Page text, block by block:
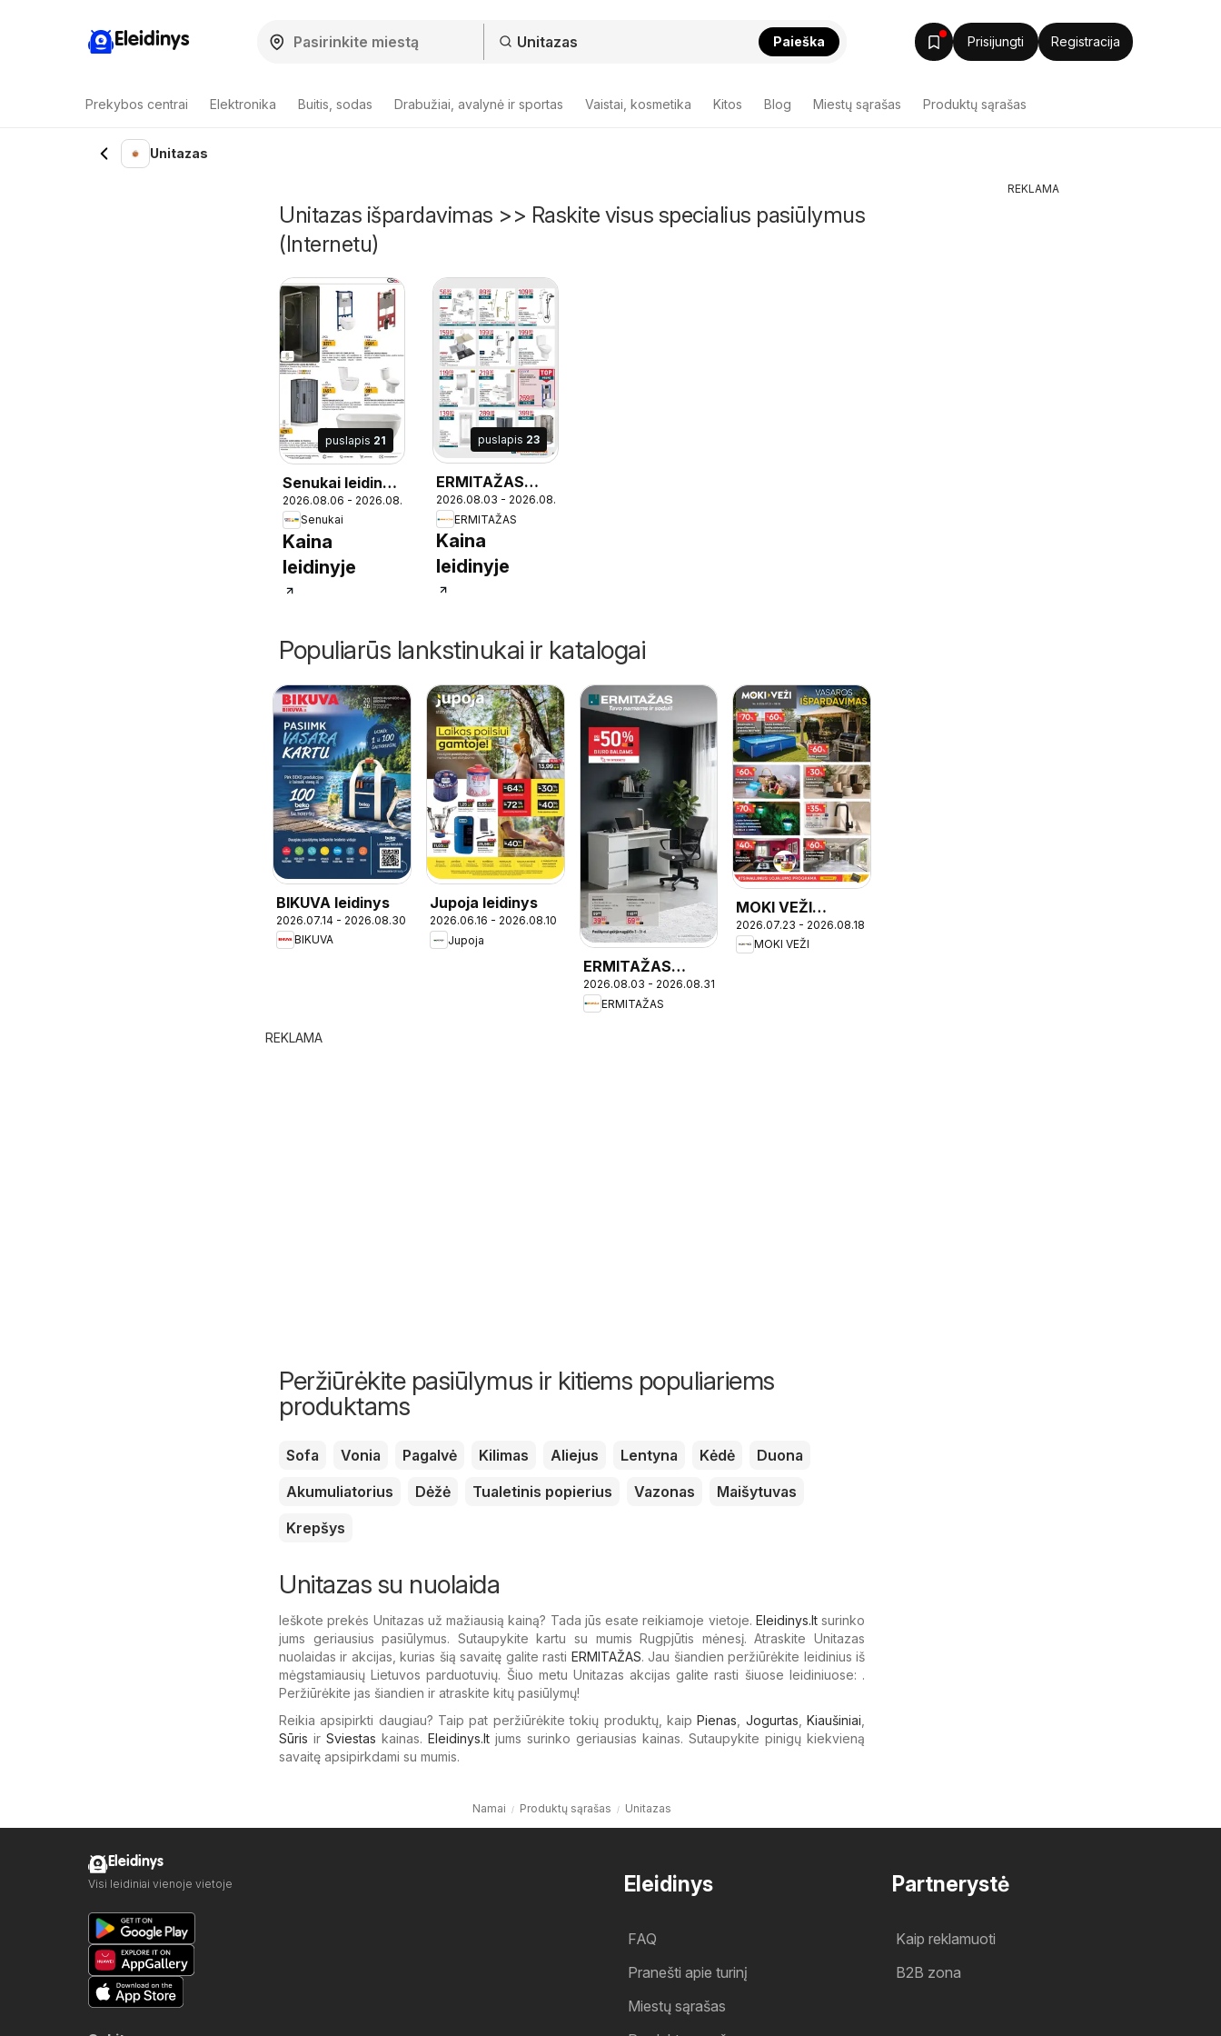
Eleidinys Paieška Prisijungti Registracija
Prekybos centrai Elektronika Buitis, sodas Drabužiai, avalynė ir sportas Vaistai, kosmetika Kitos Blog Miestų sąrašas Produktų sąrašas
Unitazas
Unitazas išpardavimas >> Raskite visus specialius pasiūlymus
(Internetu)
puslapis 21
Senukai leidinys
- Leidinys Nr. 27
2026.08.06 - 2026.08.19
Senukai
Kaina
leidinyje
puslapis 23
ERMITAŽAS
leidinys
2026.08.03 - 2026.08.31
ERMITAŽAS
Kaina
leidinyje
Populiarūs lankstinukai ir katalogai
BIKUVA leidinys
2026.07.14 - 2026.08.30
BIKUVA
Jupoja leidinys
2026.06.16 - 2026.08.10
Jupoja
ERMITAŽAS
leidinys -
Mokyklinis
2026.08.03 - 2026.08.31
ERMITAŽAS
MOKI VEŽI
leidinys
2026.07.23 - 2026.08.18
MOKI VEŽI
REKLAMA
Peržiūrėkite pasiūlymus ir kitiems populiariems
produktams
Sofa Vonia Pagalvė Kilimas Aliejus Lentyna Kėdė
Duona
Akumuliatorius
Dėžė Tualetinis popierius Vazonas
Maišytuvas
Krepšys
Unitazas su nuolaida
Ieškote prekės Unitazas už mažiausią kainą? Tada jūs esate reikiamoje vietoje. Eleidinys.ltsurinko
jums geriausius pasiūlymus. Sutaupykite kartu su mumis Rugpjūtis mėnesį. Atraskite Unitazas
nuolaidas ir akcijas, kurias šią savaitę galite rasti ERMITAŽAS. Jau šiandien peržiūrėkite leidinius iš
mėgstamiausių Lietuvos parduotuvių. Šiuo metu Unitazas akcijas galite rasti šiuose leidiniuose: .
Peržiūrėkite jas šiandien ir atraskite kitų pasiūlymų!
Reikia apsipirkti daugiau? Taip pat peržiūrėkite tokių produktų, kaipPienas Jogurtas ,Kiaušiniai
Sūris ir Sviestas kainas. Eleidinys.lt jums surinko geriausias kainas. Sutaupykite pinigų kiekvieną
savaitę apsipirkdami su mumis.
Namai Produktų sąrašas Unitazas
REKLAMA
Eleidinys
FAQ
Pranešti apie turinį
Miestų sąrašas
Partnerystė
Kaip reklamuoti
B2B zona
Eleidinys
Visi leidiniai vienoje vietoje